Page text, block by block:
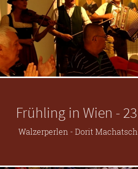
Frühling in Wien -
Walzerperlen - Dorit